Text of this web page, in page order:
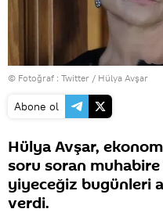
© Fotoğraf : Twitter / Hülya Avşar
Abone ol
Hülya Avşar,
soru soran
yiyeceğiz bugünleri
verdi.